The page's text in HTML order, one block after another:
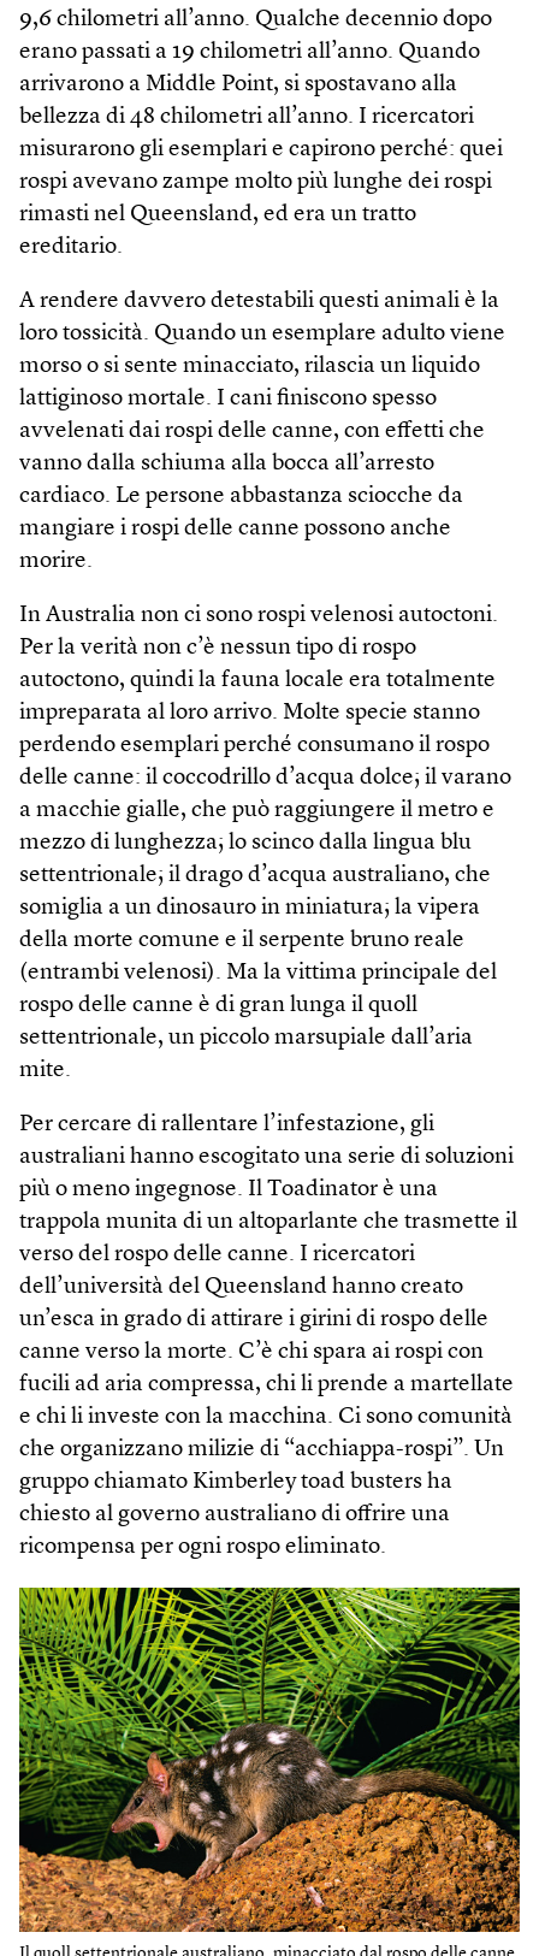
9,6 chilometri all’anno. Qualche decennio dopo
erano passati a 19 chilometri all’anno. Quando
arrivarono a Middle Point, si spostavano alla
bellezza di 48 chilometri all’anno. I ricercatori
misurarono gli esemplari e capirono perché: quei
rospi avevano zampe molto più lunghe dei rospi
rimasti nel Queensland, ed era un tratto
ereditario.
A rendere davvero detestabili questi animali è la
loro tossicità. Quando un esemplare adulto viene
morso o si sente minacciato, rilascia un liquido
lattiginoso mortale. I cani finiscono spesso
avvelenati dai rospi delle canne, con effetti che
vanno dalla schiuma alla bocca all’arresto
cardiaco. Le persone abbastanza sciocche da
mangiare i rospi delle canne possono anche
morire.
In Australia non ci sono rospi velenosi autoctoni.
Per la verità non c’è nessun tipo di rospo
autoctono, quindi la fauna locale era totalmente
impreparata al loro arrivo. Molte specie stanno
perdendo esemplari perché consumano il rospo
delle canne: il coccodrillo d’acqua dolce; il varano
a macchie gialle, che può raggiungere il metro e
mezzo di lunghezza; lo scinco dalla lingua blu
settentrionale; il drago d’acqua australiano, che
somiglia a un dinosauro in miniatura; la vipera
della morte comune e il serpente bruno reale
(entrambi velenosi). Ma la vittima principale del
rospo delle canne è di gran lunga il quoll
settentrionale, un piccolo marsupiale dall’aria
mite.
Per cercare di rallentare l’infestazione, gli
australiani hanno escogitato una serie di soluzioni
più o meno ingegnose. Il Toadinator è una
trappola munita di un altoparlante che trasmette il
verso del rospo delle canne. I ricercatori
dell’università del Queensland hanno creato
un’esca in grado di attirare i girini di rospo delle
canne verso la morte. C’è chi spara ai rospi con
fucili ad aria compressa, chi li prende a martellate
e chi li investe con la macchina. Ci sono comunità
che organizzano milizie di “acchiappa-rospi”. Un
gruppo chiamato Kimberley toad busters ha
chiesto al governo australiano di offrire una
ricompensa per ogni rospo eliminato.